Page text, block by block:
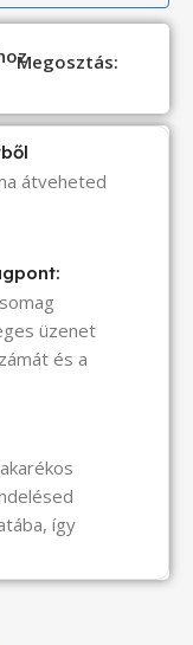
Megosztás:
átveheted
üzenet
és a
így